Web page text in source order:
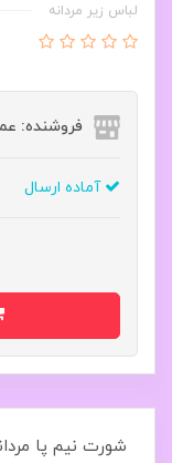
لباس زیر مردانه
فروشنده:
آماده ارسال
شورت نیم پا